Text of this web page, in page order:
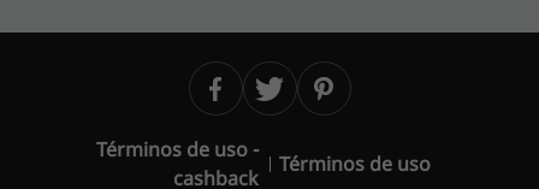
Términos de uso -
cashback
Términos de uso